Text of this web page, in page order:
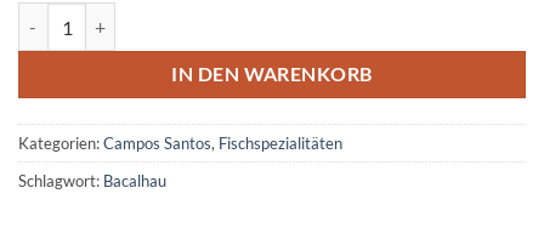
IN DEN WARENKORB
Kategorien:Campos Santos, Fischspezialitäten
Schlagwort: Bacalhau